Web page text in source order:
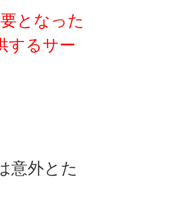
となった
するサー
意外とた